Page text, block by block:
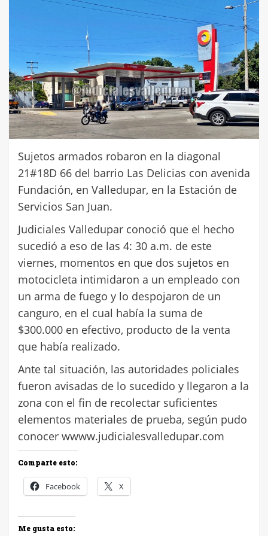
Sujetos armados robaron en la diagonal
21#18D 66 del barrio Las Delicias con avenida
Fundación, en Valledupar, en la Estación de
Servicios San Juan.
Judiciales Valledupar conoció que el hecho
sucedió a eso de las 4: 30 a.m. de este
viernes, momentos en que dos sujetos en
motocicleta intimidaron a un empleado con
un arma de fuego y lo despojaron de un
canguro, en el cual había la suma de
$300.000 en efectivo, producto de la venta
que había realizado.
Ante tal situación, las autoridades policiales
fueron avisadas de lo sucedido y llegaron a la
zona con el fin de recolectar suficientes
elementos materiales de prueba, según pudo
conocer wwww.judicialesvalledupar.com
Comparte esto:
Facebook X
Me gusta esto: